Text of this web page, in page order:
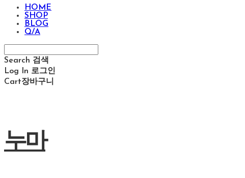
HOME
SHOP
BLOG
Q/A
Search 검색
Log In 로그인
Cart장바구니
누마